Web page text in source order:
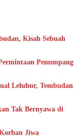
Kisah Sebuah
Penumpang
Leluhur, Tembudan
Tak Bernyawa di
Jiwa